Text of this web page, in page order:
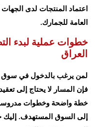
اعتماد المنتجات لدى الجهات
العامة للجمارك.
خطوات عملية لبدء
العراق
لمن يرغب بالدخول في سوق
فإن المسار لا يحتاج إلى
خطة واضحة وخطوات مدروسة
إلى السوق المستهدف.